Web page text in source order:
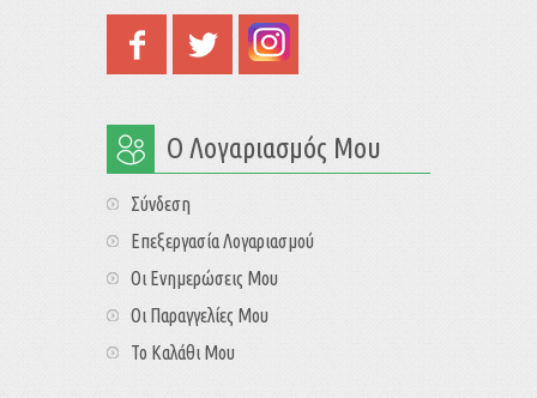
Ο Λογαριασμός Μου
Σύνδεση
Επεξεργασία Λογαριασμού
Οι Ενημερώσεις Μου
Οι Παραγγελίες Μου
Το Καλάθι Μου